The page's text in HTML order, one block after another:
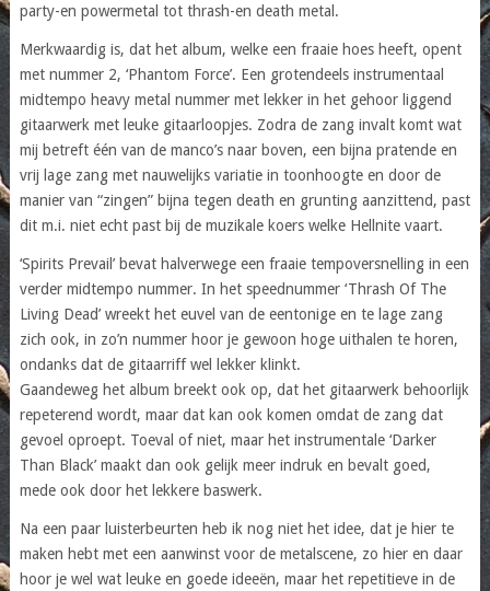
party-en powermetal tot thrash-en death metal.
Merkwaardig is, dat het album, welke een fraaie hoes heeft, opent
met nummer 2, ‘Phantom Force’. Een grotendeels instrumentaal
midtempo heavy metal nummer met lekker in het gehoor liggend
gitaarwerk met leuke gitaarloopjes. Zodra de zang invalt komt wat
mij betreft één van de manco’s naar boven, een bijna pratende en
vrij lage zang met nauwelijks variatie in toonhoogte en door de
manier van “zingen” bijna tegen death en grunting aanzittend, past
dit m.i. niet echt past bij de muzikale koers welke Hellnite vaart.
‘Spirits Prevail’ bevat halverwege een fraaie tempoversnelling in een
verder midtempo nummer. In het speednummer ‘Thrash Of The
Living Dead’ wreekt het euvel van de eentonige en te lage zang
zich ook, in zo’n nummer hoor je gewoon hoge uithalen te horen,
ondanks dat de gitaarriff wel lekker klinkt.
Gaandeweg het album breekt ook op, dat het gitaarwerk behoorlijk
repeterend wordt, maar dat kan ook komen omdat de zang dat
gevoel oproept. Toeval of niet, maar het instrumentale ‘Darker
Than Black’ maakt dan ook gelijk meer indruk en bevalt goed,
mede ook door het lekkere baswerk.
Na een paar luisterbeurten heb ik nog niet het idee, dat je hier te
maken hebt met een aanwinst voor de metalscene, zo hier en daar
hoor je wel wat leuke en goede ideeën, maar het repetitieve in de